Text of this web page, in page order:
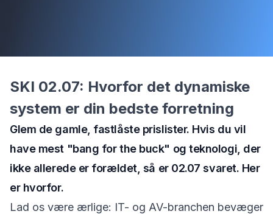
SKI 02.07: Hvorfor det dynamiske
system er din bedste forretning
Glem de gamle, fastlåste prislister. Hvis du vil
have mest "bang for the buck" og teknologi, der
ikke allerede er forældet, så er 02.07 svaret. Her
er hvorfor.
Lad os være ærlige: IT- og AV-branchen bevæger